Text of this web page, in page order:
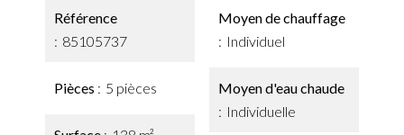
Référence
85105737
Pièces 5 pièces
Moyen de chauffage
Individuel
Moyen d'eau chaude
Individuelle